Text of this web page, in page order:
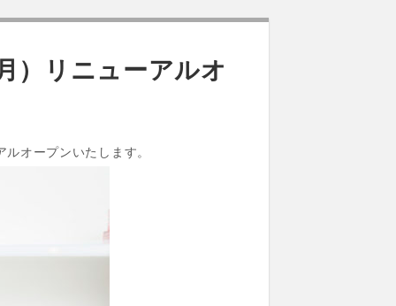
）リニューアルオ
オープンいたします。